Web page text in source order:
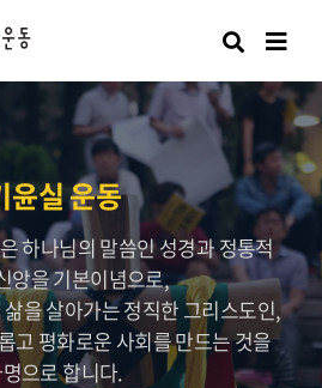
검색
윤실 운동
하나님의 말씀인 성경과 정통적
앙을 기본이념으로,
을 살아가는 정직한 그리스도인,
고 평화로운 사회를 만드는 것을
으로 합니다.